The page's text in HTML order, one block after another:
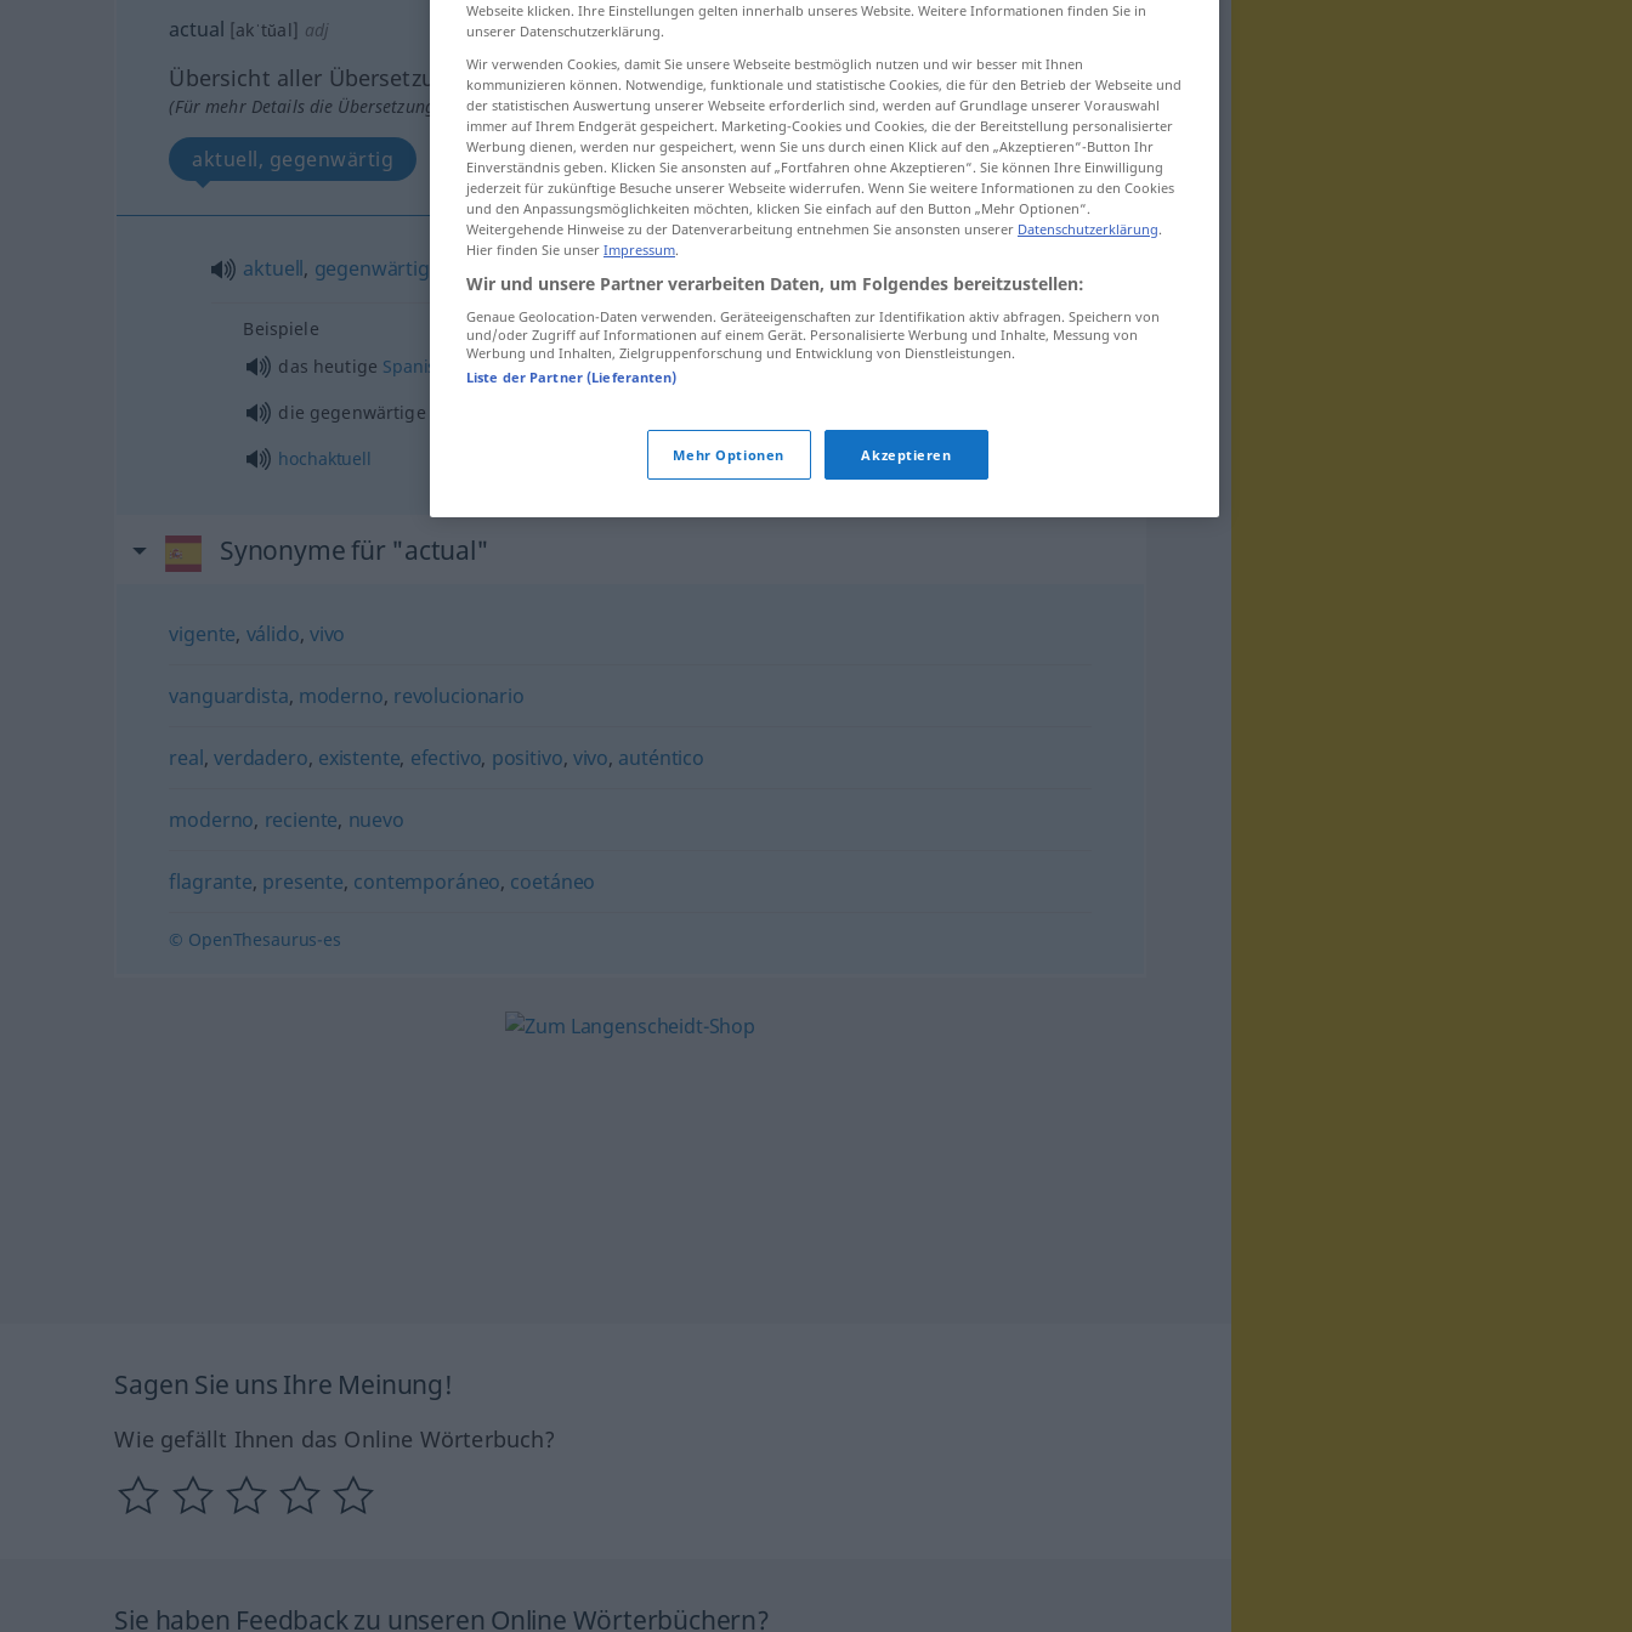
actual [akˈtŭal] adj
Übersicht aller Übersetzungen
(Für mehr Details die Übersetzung anklicken/antippen)
aktuell, gegenwärtig
aktuell, gegenwärtig
Beispiele
das heutige Spanisch el españolactual
die gegenwärtige
hochaktuell
muyactual
Synonyme für "actual"
vigente, válido, vivo
vanguardista, moderno, revolucionario
real,verdadero, existente, efectivo, positivo, vivo, auténtico
moderno, reciente, nuevo
flagrante, presente, contemporáneo, coetáneo
© OpenThesaurus-es
Sagen Sie uns Ihre Meinung!
Wie gefällt Ihnen das Online Wörterbuch?
Sie haben Feedback zu unseren Online Wörterbüchern?
Webseite klicken. Ihre Einstellungen gelten innerhalb unseres Website. Weitere Informationen finden Sie in
unserer Datenschutzerklärung.
Wir verwenden Cookies, damit Sie unsere Webseite bestmöglich nutzen und wir besser mit Ihnen
kommunizieren können. Notwendige, funktionale und statistische Cookies, die für den Betrieb der Webseite und
der statistischen Auswertung unserer Webseite erforderlich sind, werden auf Grundlage unserer Vorauswahl
immer auf Ihrem Endgerät gespeichert. Marketing-Cookies und Cookies, die der Bereitstellung personalisierter
Werbung dienen, werden nur gespeichert, wenn Sie uns durch einen Klick auf den „Akzeptieren“-Button Ihr
Einverständnis geben. Klicken Sie ansonsten auf „Fortfahren ohne Akzeptieren“. Sie können Ihre Einwilligung
jederzeit für zukünftige Besuche unserer Webseite widerrufen. Wenn Sie weitere Informationen zu den Cookies
und den Anpassungsmöglichkeiten möchten, klicken Sie einfach auf den Button „Mehr Optionen“.
Weitergehende Hinweise zu der Datenverarbeitung entnehmen Sie ansonsten unserer Datenschutzerklärung.
Hier finden Sie unser Impressum.
Wir und unsere Partner verarbeiten Daten, um Folgendes bereitzustellen:
Genaue Geolocation-Daten verwenden. Geräteeigenschaften zur Identifikation aktiv abfragen. Speichern von
und/oder Zugriff auf Informationen auf einem Gerät. Personalisierte Werbung und Inhalte, Messung von
Werbung und Inhalten, Zielgruppenforschung und Entwicklung von Dienstleistungen.
Liste der Partner (Lieferanten)
Mehr Optionen Akzeptieren